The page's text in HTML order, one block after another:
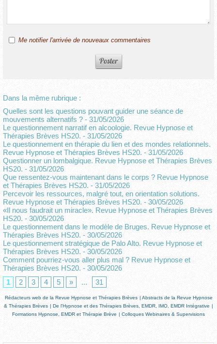
Me notifier l'arrivée de nouveaux commentaires
Dans la même rubrique :
Quelles sont les questions pouvant guider une séance de
mouvements alternatifs ? - 31/05/2026
Le questionnement narratif en alcoologie. Revue Hypnose et
Thérapies Brèves HS20. - 31/05/2026
Le questionnement en thérapie du lien et des mondes relationnels.
Revue Hypnose et Thérapies Brèves HS20. - 31/05/2026
Questionner un lombalgique. Revue Hypnose et Thérapies Brèves
HS20. - 31/05/2026
Que ressentez-vous maintenant dans le corps ? Revue Hypnose
et Thérapies Brèves HS20. - 31/05/2026
Percevoir les ressources, malgré tout, en orientation solutions.
Revue Hypnose et Thérapies Brèves HS20. - 30/05/2026
«Il nous faudrait un miracle». Revue Hypnose et Thérapies Brèves
HS20. - 30/05/2026
Le questionnement dans le modèle de Bruges. Revue Hypnose et
Thérapies Brèves HS20. - 30/05/2026
Le questionnement stratégique de Palo Alto. Revue Hypnose et
Thérapies Brèves HS20. - 30/05/2026
Comment pourriez-vous aller plus mal ? Revue Hypnose et
Thérapies Brèves HS20. - 30/05/2026
1
2 3 4 5 » ... 31
Rédacteurs web de la Revue Hypnose et Thérapies Brèves | Abstracts de la Revue Hypnose
& Thérapies Brèves | De l'Hypnose et des Thérapies Brèves, EMDR, IMO, EMDR Intégrative |
Formations Hypnose, EMDR et Thérapie Brève | Colloques Webinaires & Supervisions